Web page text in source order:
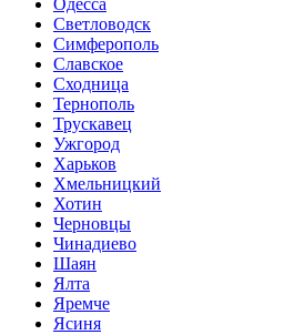
Одесса
Светловодск
Симферополь
Славское
Сходница
Тернополь
Трускавец
Ужгород
Харьков
Хмельницкий
Хотин
Черновцы
Чинадиево
Шаян
Ялта
Яремче
Ясиня